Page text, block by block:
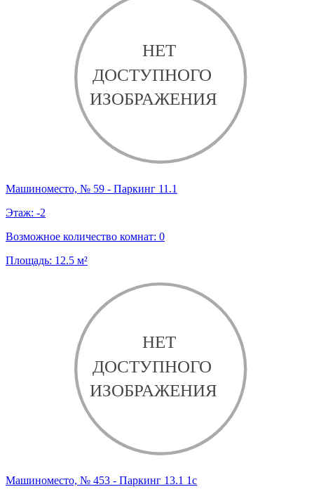
Машиноместо, № 59 - Паркинг 11.1
Этаж: -2
Возможное количество комнат: 0
Площадь: 12.5 м²
Машиноместо, № 453 - Паркинг 13.1 1с